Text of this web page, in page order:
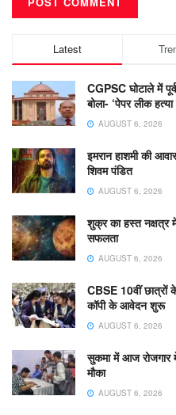
Latest
CGPSC घोटाले में
बोला- ‘पेपर लीक
AUGUST 6, 2026
इमरान हाशमी की
शिवम पंडित
AUGUST 6, 2026
शुक्र का हस्त नक्षत्र
सफलता
AUGUST 6, 2026
CBSE 10वीं
कॉपी के आवेदन शुरू
AUGUST 6, 2026
सुकमा में आज रोजगार
मौका
AUGUST 6, 2026